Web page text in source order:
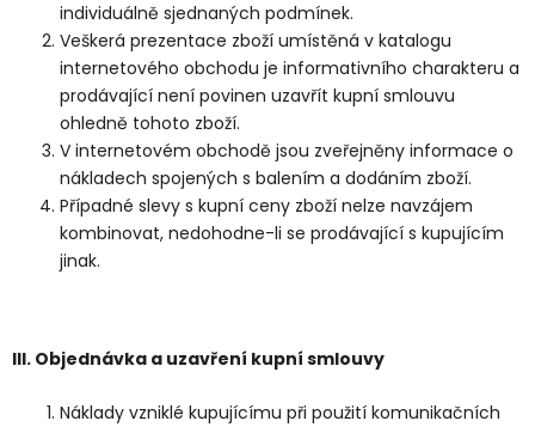
individuálně sjednaných podmínek.
Veškerá prezentace zboží umístěná v katalogu
internetového obchodu je informativního charakteru a
prodávající není povinen uzavřít kupní smlouvu
ohledně tohoto zboží.
V internetovém obchodě jsou zveřejněny informace o
nákladech spojených s balením a dodáním zboží.
Případné slevy s kupní ceny zboží nelze navzájem
kombinovat, nedohodne-li se prodávající s kupujícím
jinak.
III. Objednávka a uzavření kupní smlouvy
Náklady vzniklé kupujícímu při použití komunikačních